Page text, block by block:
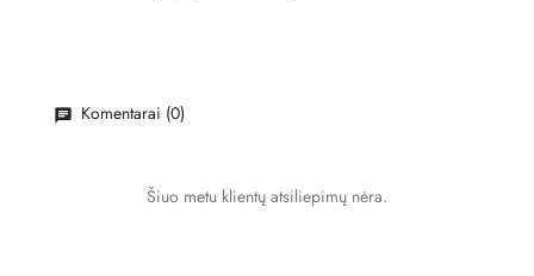
Komentarai (0)
Šiuo metu klientų atsiliepimų nėra.